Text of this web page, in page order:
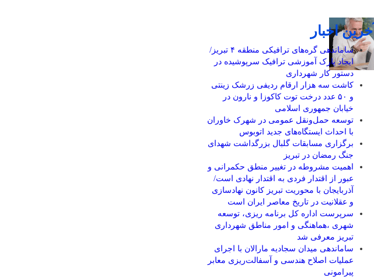
آخرین اخبار
ساماندهی گره‌های ترافیکی منطقه ۴ تبریز/
ایجاد پارک آموزشی ترافیک سرپوشیده در
دستور کار شهرداری
کاشت سه هزار ارقام ردیفی زرشک زینتی
و ۵۰ عدد درخت توت کاکوزا و نارون در
خیابان جمهوری اسلامی
توسعه حمل‌ونقل عمومی در شهرک خاوران
با احداث ایستگاه‌های جدید اتوبوس
برگزاری مسابقات گلبال بزرگداشت شهدای
جنگ رمضان در تبریز
اهمیت مشروطه در تغییر منطق حکمرانی و
عبور از اقتدار فردی به اقتدار نهادی است/
آذربایجان با محوریت تبریز کانون نهادسازی
و عقلانیت در تاریخ معاصر ایران است
سرپرست اداره کل برنامه ریزی، توسعه
شهری ،هماهنگی و امور مناطق شهرداری
تبریز معرفی شد
ساماندهی میدان سجادیه مارالان با اجرای
عملیات اصلاح هندسی و آسفالت‌ریزی معابر
پیرامونی